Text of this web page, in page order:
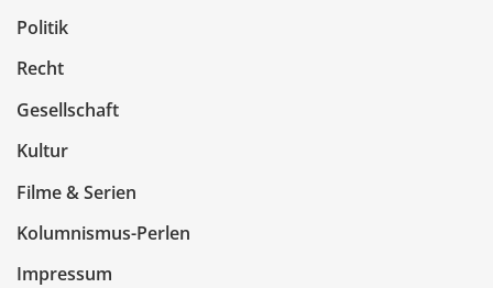
Politik
Recht
Gesellschaft
Kultur
Filme & Serien
Kolumnismus-Perlen
Impressum